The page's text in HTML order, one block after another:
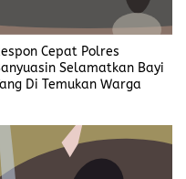
Cepat Polres
Selamatkan Bayi
Di Temukan Warga